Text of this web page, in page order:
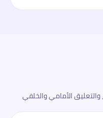
والتعليق الأمامي والخلفي